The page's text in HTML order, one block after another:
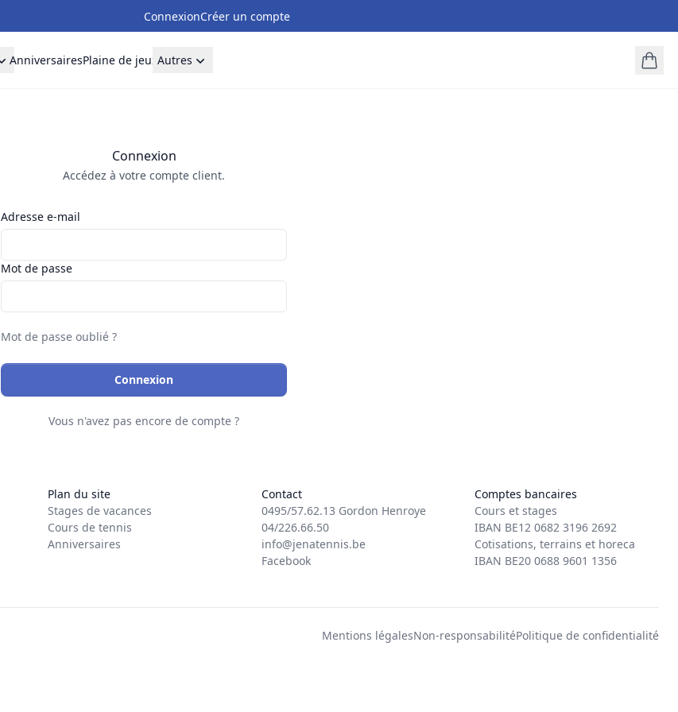
ConnexionCréer un compte
AnniversairesPlaine de jeuxAutres
Connexion
Accédez à votre compte client.
Adresse e-mail
Mot de passe
Mot de passe oublié ?
Connexion
Vous n'avez pas encore de compte ?
Plan du site
Stages de vacances
Cours de tennis
Anniversaires
Contact
0495/57.62.13 Gordon Henroye
04/226.66.50
info@jenatennis.be
Facebook
Comptes bancaires
Cours et stages
IBAN BE12 0682 3196 2692
Cotisations, terrains et horeca
IBAN BE20 0688 9601 1356
Mentions légalesNon-responsabilitéPolitique de confidentialité